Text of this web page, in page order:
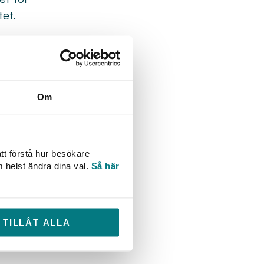
Om
förstå hur besökare
helst ändra dina val. Så här
TILLÅT ALLA
i